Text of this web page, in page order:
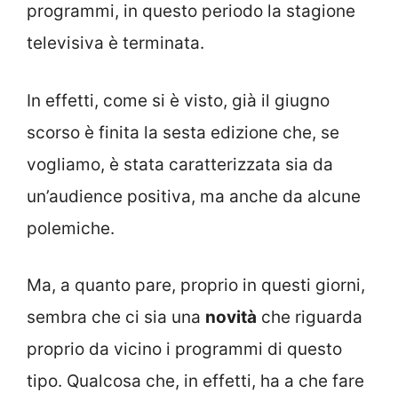
programmi, in questo periodo la stagione
televisiva è terminata.
In effetti, come si è visto, già il giugno
scorso è finita la sesta edizione che, se
vogliamo, è stata caratterizzata sia da
un’audience positiva, ma anche da alcune
polemiche.
Ma, a quanto pare, proprio in questi giorni,
sembra che ci sia una novità che riguarda
proprio da vicino i programmi di questo
tipo. Qualcosa che, in effetti, ha a che fare